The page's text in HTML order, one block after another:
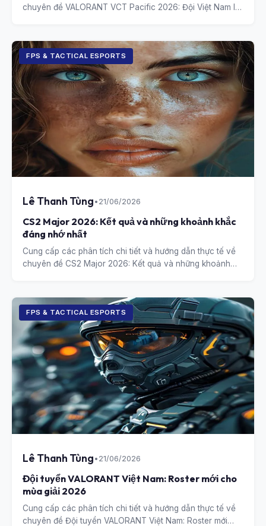
chuyên đề VALORANT VCT Pacific 2026: Đội Việt Nam lọt
FPS & TACTICAL ESPORTS
Lê Thanh Tùng • 21/06/2026
CS2 Major 2026: Kết quả và những khoảnh khắc
đáng nhớ nhất
Cung cấp các phân tích chi tiết và hướng dẫn thực tế về
chuyên đề CS2 Major 2026: Kết quả và những khoảnh
FPS & TACTICAL ESPORTS
Lê Thanh Tùng • 21/06/2026
Đội tuyển VALORANT Việt Nam: Roster mới cho
mùa giải 2026
Cung cấp các phân tích chi tiết và hướng dẫn thực tế về
chuyên đề Đội tuyển VALORANT Việt Nam: Roster mới